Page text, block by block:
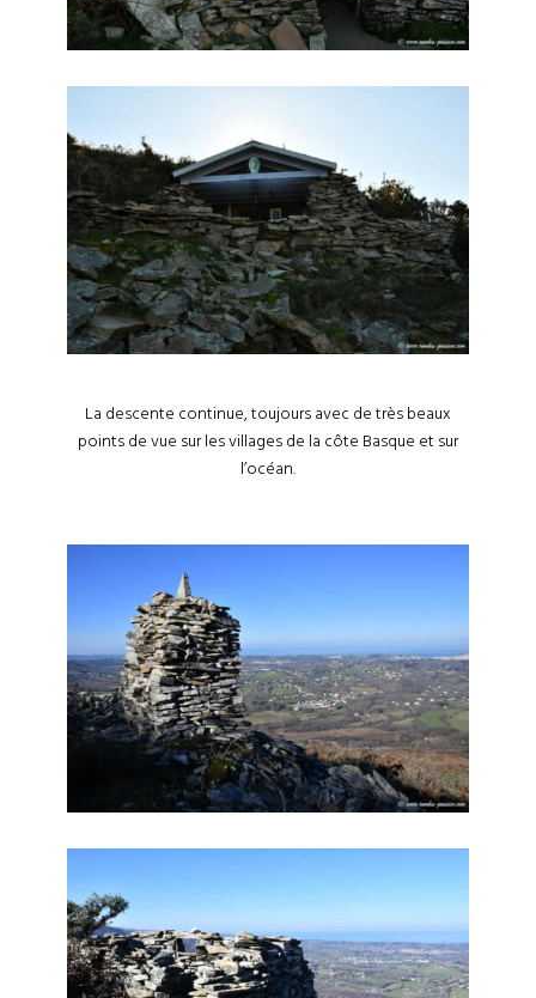
La descente continue, toujours avec de très beaux
points de vue sur les villages de la côte Basque et sur
l’océan.